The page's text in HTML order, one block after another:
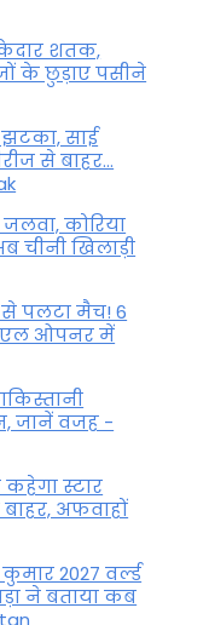
शतक,
के छुड़ाए पसीने
झटका, साई
से बाहर...
कोरिया
चीनी खिलाड़ी
से पलटा मैच! 6
ओपनर में
जानें वजह -
स्टार
अफवाहों
2027 वर्ल्ड
ने बताया कब